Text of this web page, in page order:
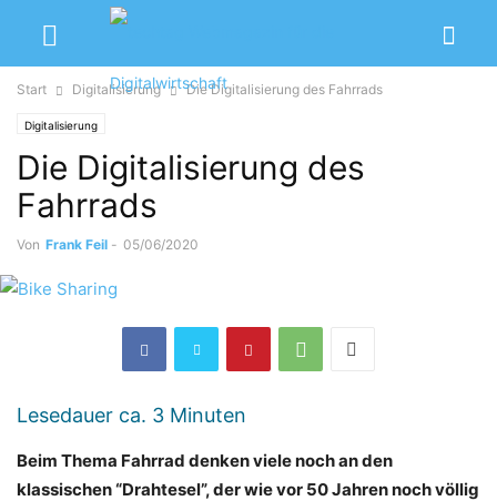
Start Digitalisierung Die Digitalisierung des Fahrrads
Digitalisierung
Die Digitalisierung des
Fahrrads
Von Frank Feil - 05/06/2020
Lesedauer ca. 3 Minuten
Beim Thema Fahrrad denken viele noch an den
klassischen “Drahtesel”, der wie vor 50 Jahren noch völlig